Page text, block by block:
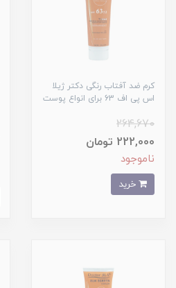
کرم ضد آفتاب رنگی دکتر ژیلا
اس پی اف 63 برای انواع پوست
264,670
222,000 تومان
ناموجود